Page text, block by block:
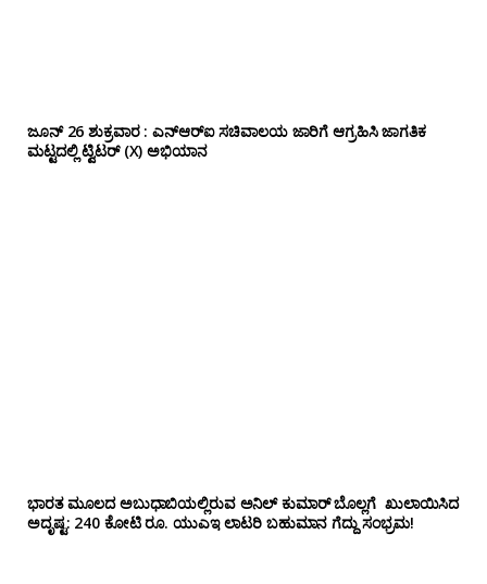
ಜೂನ್ 26 ಶುಕ್ರವಾರ : ಎನ್‌ಆರ್‌ಐ ಸಚಿವಾಲಯ ಜಾರಿಗೆ ಆಗ್ರಹಿಸಿ ಜಾಗತಿಕ
ಮಟ್ಟದಲ್ಲಿ ಟ್ವಿಟರ್ (X) ಅಭಿಯಾನ
ಭಾರತ ಮೂಲದ ಅಬುಧಾಬಿಯಲ್ಲಿರುವ ಅನಿಲ್‌ ಕುಮಾರ್ ಬೊಲ್ಲಗೆ ಖುಲಾಯಿಸಿದ
ಅದೃಷ್ಟ: 240 ಕೋಟಿ ರೂ. ಯುಎಇ ಲಾಟರಿ ಬಹುಮಾನ ಗೆದ್ದು ಸಂಭ್ರಮ!